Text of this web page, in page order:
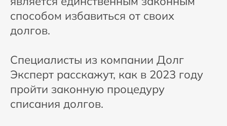
способом избавиться от своих
долгов.
Специалисты из компании Долг
Эксперт расскажут, как в 2023 году
пройти законную процедуру
списания долгов.